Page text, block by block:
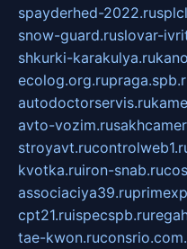
spayderhed-2022.ru
snow-guard.ruslovar-
shkurki-karakulya.ru
ecolog.org.ru
autodoctorservis.ru
avto-vozim.ru
stroyavt.ru
kvotka.ruiron-snab.ru
associaciya39.ru
cpt21.ruispecspb.ru
tae-kwon.ru